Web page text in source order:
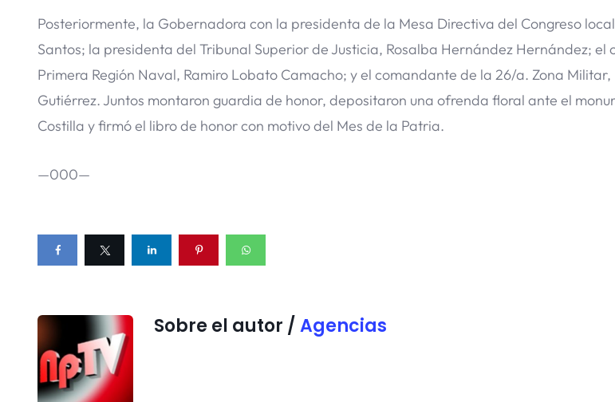
Posteriormente, la Gobernadora con la presidenta de la Mesa Directiva del Congreso
Santos; la presidenta del Tribunal Superior de Justicia, Rosalba Hernández Hernández; el
Primera Región Naval, Ramiro Lobato Camacho; y el comandante de la 26/a. Zona Militar,
Gutiérrez. Juntos montaron guardia de honor, depositaron una ofrenda floral ante el
Costilla y firmó el libro de honor con motivo del Mes de la Patria.
—000—
Sobre el autor / Agencias